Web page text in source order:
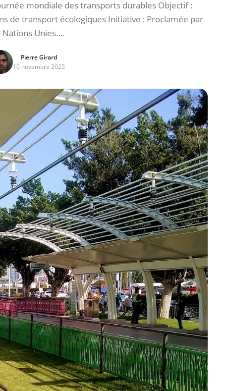
mondiale des transports durables Objectif :
de transport écologiques Initiative : Proclamée par
Nations Unies….
Pierre Girard
10 novembre 2025